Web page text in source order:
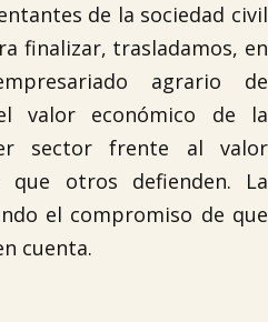
de la sociedad civil
finalizar, trasladamos, en
agrario de
valor económico de la
sector frente al valor
que otros defienden. La
el compromiso de que
cuenta.